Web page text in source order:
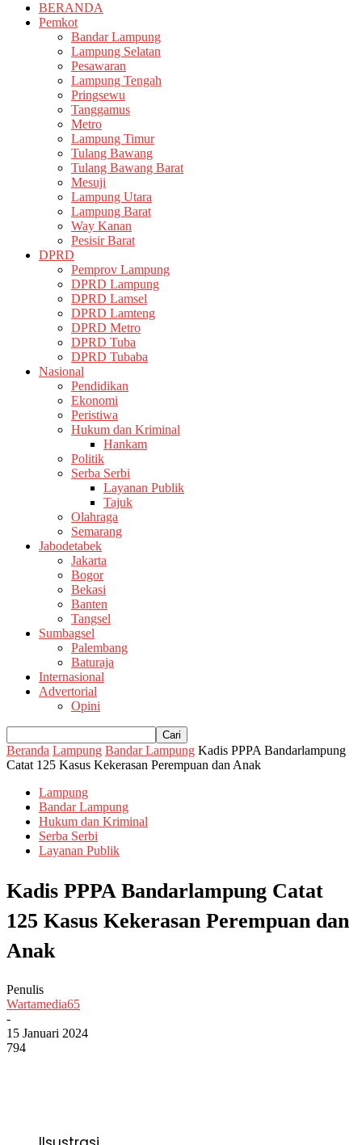
BERANDA
Pemkot
Bandar Lampung
Lampung Selatan
Pesawaran
Lampung Tengah
Pringsewu
Tanggamus
Metro
Lampung Timur
Tulang Bawang
Tulang Bawang Barat
Mesuji
Lampung Utara
Lampung Barat
Way Kanan
Pesisir Barat
DPRD
Pemprov Lampung
DPRD Lampung
DPRD Lamsel
DPRD Lamteng
DPRD Metro
DPRD Tuba
DPRD Tubaba
Nasional
Pendidikan
Ekonomi
Peristiwa
Hukum dan Kriminal
Hankam
Politik
Serba Serbi
Layanan Publik
Tajuk
Olahraga
Semarang
Jabodetabek
Jakarta
Bogor
Bekasi
Banten
Tangsel
Sumbagsel
Palembang
Baturaja
Internasional
Advertorial
Opini
Beranda Lampung Bandar Lampung Kadis PPPA Bandarlampung
Catat 125 Kasus Kekerasan Perempuan dan Anak
Lampung
Bandar Lampung
Hukum dan Kriminal
Serba Serbi
Layanan Publik
Kadis PPPA Bandarlampung Catat
125 Kasus Kekerasan Perempuan dan
Anak
Penulis
Wartamedia65
-
15 Januari 2024
794